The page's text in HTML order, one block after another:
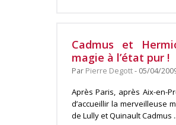
Cadmus et
magie à l’état pur !
Par Pierre Degott- 05/04/
Après Paris, après Aix-en-
d’accueillir la merveilleuse
de Lully et Quinault Cadmus